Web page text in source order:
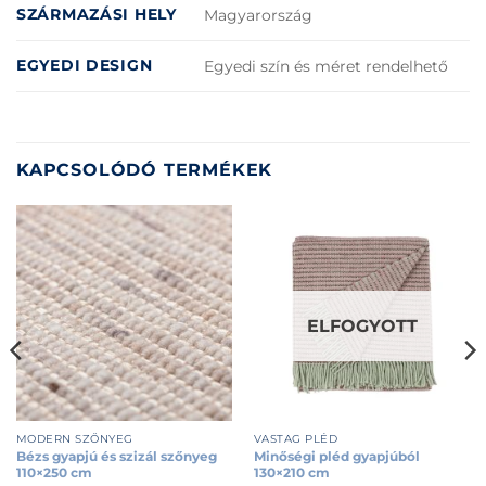
SZÁRMAZÁSI HELY Magyarország
EGYEDI DESIGN Egyedi szín és méret rendelhető
KAPCSOLÓDÓ TERMÉKEK
MODERN SZŐNYEG
Bézs gyapjú és szizál szőnyeg
110×250 cm
ELFOGYOTT
VASTAG PLÉD
Minőségi pléd gyapjúból
130×210 cm